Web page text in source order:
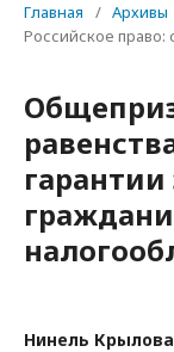
Главная / Архивы
Российское право:
Нинель Крылова